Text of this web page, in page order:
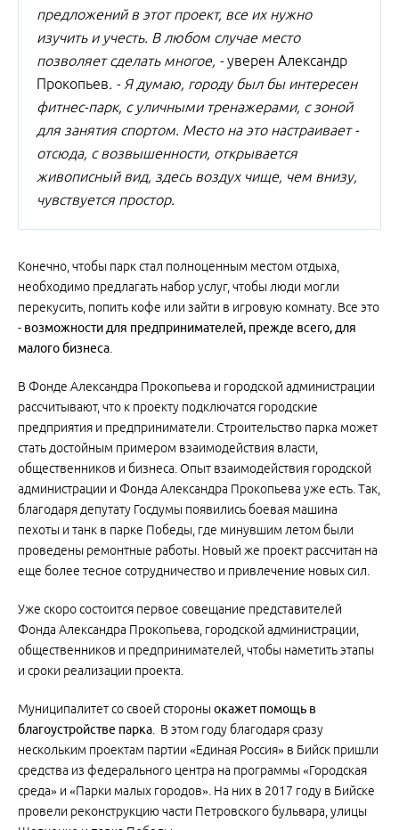
предложений в этот проект, все их нужно
изучить и учесть. В любом случае место
позволяет сделать многое, -уверен Александр
Прокопьев. - Я думаю, городу был бы интересен
фитнес-парк, с уличными тренажерами, с зоной
для занятия спортом. Место на это настраивает -
отсюда, с возвышенности, открывается
живописный вид, здесь воздух чище, чем внизу,
чувствуется простор.
Конечно, чтобы парк стал полноценным местом отдыха,
необходимо предлагать набор услуг, чтобы люди могли
перекусить, попить кофе или зайти в игровую комнату. Все это
- возможности для предпринимателей, прежде всего, для
малого бизнеса
В Фонде Александра Прокопьева и городской администрации
рассчитывают, что к проекту подключатся городские
предприятия и предприниматели. Строительство парка может
стать достойным примером взаимодействия власти,
общественников и бизнеса. Опыт взаимодействия городской
администрации и Фонда Александра Прокопьева уже есть. Так,
благодаря депутату Госдумы появились боевая машина
пехоты и танк в парке Победы, где минувшим летом были
проведены ремонтные работы. Новый же проект рассчитан на
еще более тесное сотрудничество и привлечение новых сил.
Уже скоро состоится первое совещание представителей
Фонда Александра Прокопьева, городской администрации,
общественников и предпринимателей, чтобы наметить этапы
и сроки реализации проекта.
Муниципалитет со своей стороны окажет помощь в
благоустройстве парка . В этом году благодаря сразу
нескольким проектам партии «Единая Россия» в Бийск пришли
средства из федерального центра на программы «Городская
среда» и «Парки малых городов». На них в 2017 году в Бийске
провели реконструкцию части Петровского бульвара, улицы